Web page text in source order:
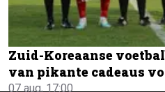
Zuid-Koreaanse
van pikante cadeaus
07 aug, 17:00